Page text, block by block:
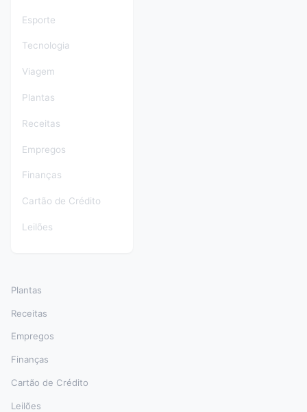
Esporte
Tecnologia
Viagem
Plantas
Receitas
Empregos
Finanças
Cartão de Crédito
Leilões
Plantas
Receitas
Empregos
Finanças
Cartão de Crédito
Leilões